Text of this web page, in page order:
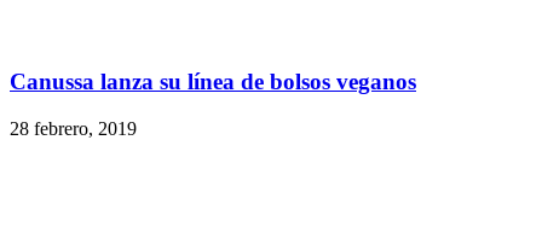
Canussa lanza su línea de bolsos veganos
28 febrero, 2019